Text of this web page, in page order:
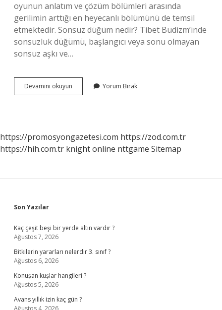
oyunun anlatım ve çözüm bölümleri arasında
gerilimin arttığı en heyecanlı bölümünü de temsil
etmektedir. Sonsuz düğüm nedir? Tibet Budizm’inde
sonsuzluk düğümü, başlangıcı veya sonu olmayan
sonsuz aşkı ve…
Devamını okuyun
Düğüm
Yorum Bırak
https://promosyongazetesi.com https://zod.com.tr
https://hih.com.tr knight online nttgame Sitemap
Sidebar
Son Yazılar
Kaç çeşit beşi bir yerde altın vardır ?
Ağustos 7, 2026
Bitkilerin yararları nelerdir 3. sınıf ?
Ağustos 6, 2026
Konuşan kuşlar hangileri ?
Ağustos 5, 2026
Avans yıllık izin kaç gün ?
Ağustos 4, 2026